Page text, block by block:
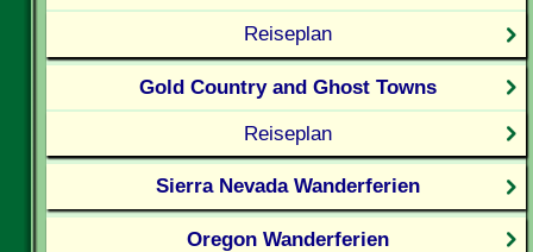
Reiseplan
Gold Country and Ghost Towns
Reiseplan
Sierra Nevada Wanderferien
Oregon Wanderferien